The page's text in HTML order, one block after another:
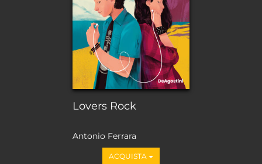
Lovers Rock
Antonio Ferrara
ACQUISTA